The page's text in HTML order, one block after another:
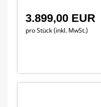
3.899,00 EUR
pro Stück (inkl. MwSt.)